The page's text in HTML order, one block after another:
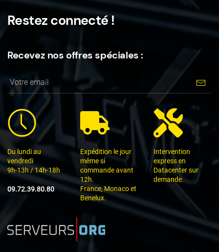
Restez connecté !
Recevez nos offres spéciales :
Du lundi au
vendredi
9h-13h / 14h-18h
09.72.39.80.80
Expédition le jour
même si
commande avant
12h.
France, Monaco et
Benelux.
Intervention
express en
Datacenter sur
demande.